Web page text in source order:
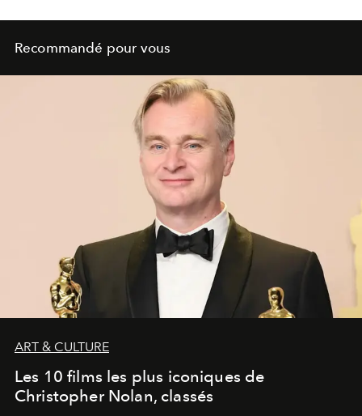
Recommandé pour vous
ART & CULTURE
Les 10 films les plus iconiques de
Christopher Nolan, classés